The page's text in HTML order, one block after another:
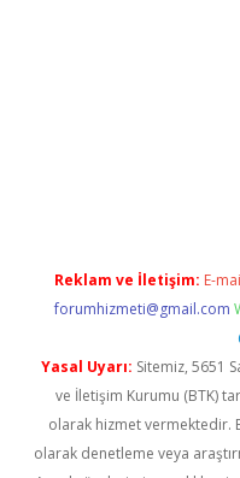
Reklam ve İletişim: E-
forumhizmeti@gmail.com
Yasal Uyarı: Sitemiz, 5651
ve İletişim Kurumu (BTK)
olarak hizmet vermektedir.
olarak denetleme veya